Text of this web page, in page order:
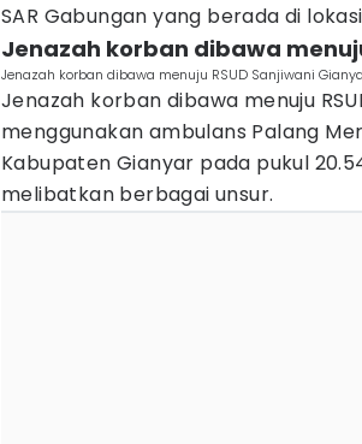
SAR Gabungan yang berada di
Jenazah korban dibawa
Jenazah korban dibawa menuju RSUD Sanjiwani
Jenazah korban dibawa menuju
menggunakan ambulans Palang
Kabupaten Gianyar pada pukul
melibatkan berbagai unsur.